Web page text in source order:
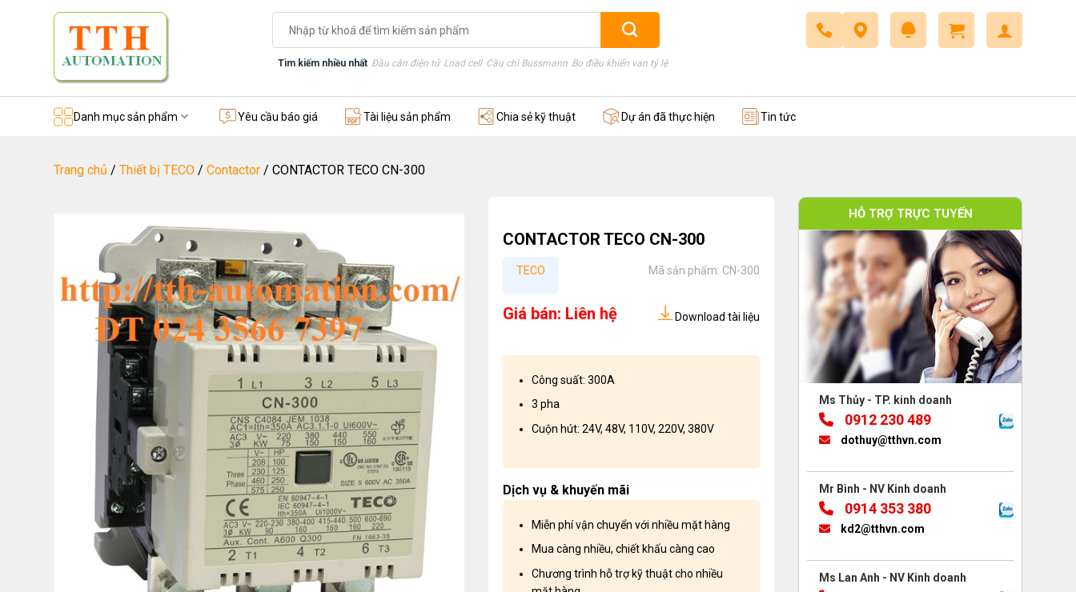
kiếm:
Tìm kiếm nhiều nhất Đầu cân điện tử Load cell Cầu chì Bussmann Bo điều khiển van tỷ lệ
Danh mục sản phẩm Yêu cầu báo giá Tài liệu sản phẩm Chia sẻ kỹ thuật Dự án đã thực hiện Tin tức
Trang chủ / Thiết bị TECO / Contactor / CONTACTOR TECO CN-300
CONTACTOR TECO CN-300
TECO Mã sản phẩm: CN-300
Giá bán: Liên hệ Download tài liệu
Công suất: 300A
3 pha
Cuộn hút: 24V, 48V, 110V, 220V, 380V
Dịch vụ & khuyến mãi
Miễn phí vận chuyển với nhiều mặt hàng
Mua càng nhiều, chiết khấu càng cao
Chương trình hỗ trợ kỹ thuật cho nhiều
HỖ TRỢ TRỰC TUYẾN
Ms Thủy - TP. kinh doanh
0912 230 489
dothuy@tthvn.com
Mr Bình - NV Kinh doanh
0914 353 380
kd2@tthvn.com
Ms Lan Anh - NV Kinh doanh